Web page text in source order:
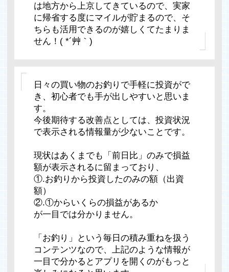
は地方から上京してきているので、実家
に帰省する度にマイルが貯まるので、そ
ちらも活用できるのが嬉しくてたまりま
せん！( *´艸｀)
日々の買い物のお釣りで手軽に投資がで
き、初心者でも手が出しやすいと思いま
す。
今後期待する改善点としては、投資状況
で表示される情報量が少ないことです。
現状はあくまでも「前日比」のみで損益
額が表示されるに留まっており、
①.お釣りから投資したのみの額（出資
額）
②.①からいくらの損益があるか
が一目では分かりません。
「お釣り」という毎日の積み重ねを扱う
コンテンツなので、上記のような情報が
一目で分かるとアプリを開くのがもっと